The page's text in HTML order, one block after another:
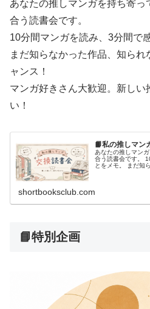
あなたの推しマンガを持ち寄
合う読書会です。
10分間マンガを読み、3分間で
まだ知らなかった作品、知ら
ャンス！
マンガ好きさん大歓迎。新しい
い！
📙私の推しマン
あなたの推しマン
合う読書会です。
とをメモ。 まだ知
shortbooksclub.com
📘特別企画